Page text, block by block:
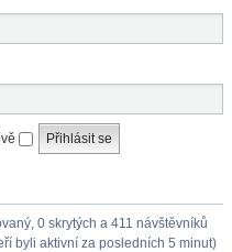
0 skrytých a 411 návštěvníků
byli aktivní za posledních 5 minut)